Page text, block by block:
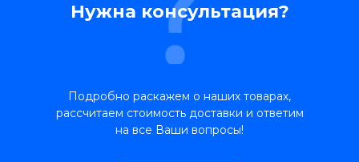
Нужна консультация?
Подробно раскажем о наших товарах,
рассчитаем стоимость доставки и ответим
на все Ваши вопросы!